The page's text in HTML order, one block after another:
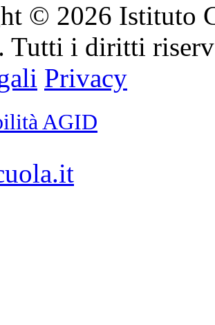
© 2026 Istituto
Tutti i diritti
Privacy
AGID